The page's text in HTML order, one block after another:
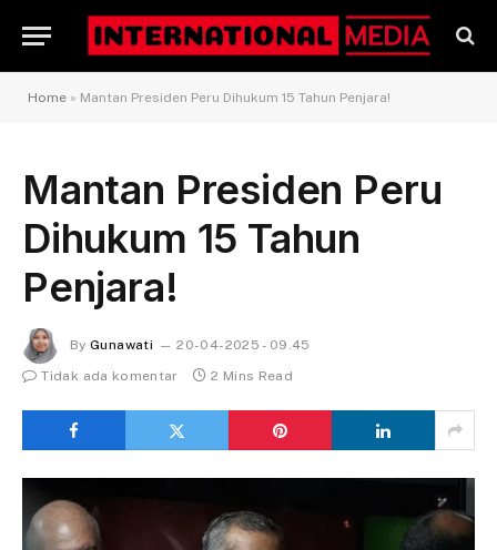
Home » Mantan Presiden Peru Dihukum 15 Tahun Penjara!
Mantan Presiden Peru
Dihukum 15 Tahun
Penjara!
By Gunawati
20-04-2025 - 09.45
Tidak ada komentar
2 Mins Read